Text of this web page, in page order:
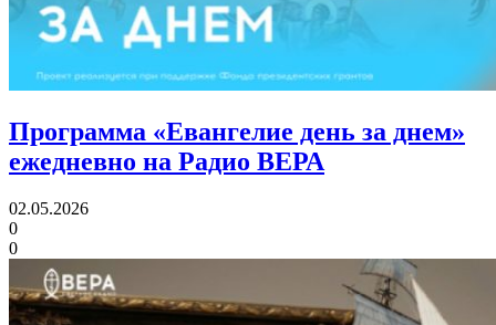
Программа «Евангелие день за днем»
ежедневно на Радио ВЕРА
02.05.2026
0
0